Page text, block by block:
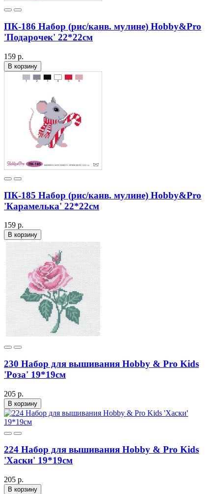
ПК-186 Набор (рис/канв. мулине) Hobby&Pro
'Подарочек' 22*22см
159 р.
В корзину
ПК-185 Набор (рис/канв. мулине) Hobby&Pro
'Карамелька' 22*22см
159 р.
В корзину
230 Набор для вышивания Hobby & Pro Kids
'Роза' 19*19см
205 р.
В корзину
224 Набор для вышивания Hobby & Pro Kids
'Хаски' 19*19см
205 р.
В корзину